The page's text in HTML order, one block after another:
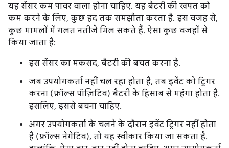
यह सेंसर कम पावर वाला होना चाहिए. यह बैटरी की खपत को
कम करने के लिए, कुछ हद तक समझौता करता है. इस वजह से,
कुछ मामलों में गलत नतीजे मिल सकते हैं. ऐसा कुछ वजहों से
किया जाता है:
इस सेंसर का मकसद, बैटरी की बचत करना है.
जब उपयोगकर्ता नहीं चल रहा होता है, तब इवेंट को ट्रिगर
करना (फ़ॉल्स पॉज़िटिव) बैटरी के हिसाब से महंगा होता है.
इसलिए, इससे बचना चाहिए.
अगर उपयोगकर्ता के चलने के दौरान इवेंट ट्रिगर नहीं होता
है (फ़ॉल्स नेगेटिव), तो यह स्वीकार किया जा सकता है.